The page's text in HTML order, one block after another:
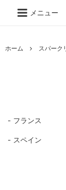
メニュー
ホーム スパーク
フランス
スペイン